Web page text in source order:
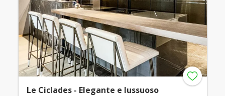
Le Ciclades - Elegante e lussuoso